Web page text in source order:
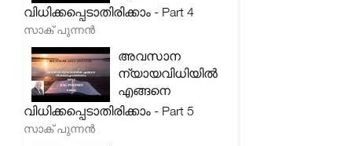
വിധിക്കപ്പെടാതിരിക്കാം - Part 4
സാക് പുന്നൻ
അവസാന
ന്യായവിധിയിൽ
എങ്ങനെ
വിധിക്കപ്പെടാതിരിക്കാം - Part 5
സാക് പുന്നൻ